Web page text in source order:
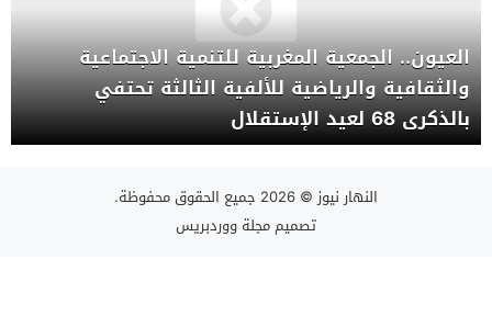
العيون.. الجمعية المغربية للتنمية الاجتماعية
والثقافية والرياضية للألفية الثالثة تحتفي
بالذكرى 68 لعيد الإستقلال
النهار نيوز © 2026 جميع الحقوق محفوظة.
تصميممجلة ووردبريس